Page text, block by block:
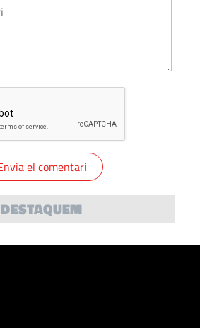
DESTAQUEM